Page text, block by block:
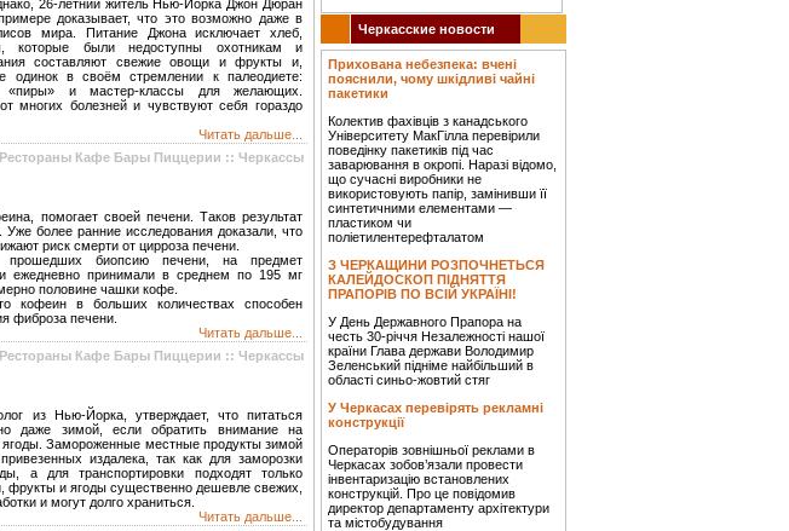
26-летний житель Нью-Йорка Джон Дюран
доказывает, что это возможно даже в
мира. Питание Джона исключает хлеб,
которые были недоступны охотникам и
составляют свежие овощи и фрукты и,
в своём стремлении к палеодиете:
«пиры» и мастер-классы для желающих.
многих болезней и чувствуют себя гораздо
Читать дальше...
Рестораны Кафе Бары Пиццерии :: Черкассы
помогает своей печени. Таков результат
Уже более ранние исследования доказали, что
риск смерти от цирроза печени.
прошедших биопсию печени, на предмет
ежедневно принимали в среднем по 195 мг
половине чашки кофе.
кофеин в больших количествах способен
фиброза печени.
Читать дальше...
Рестораны Кафе Бары Пиццерии :: Черкассы
из Нью-Йорка, утверждает, что питаться
даже зимой, если обратить внимание на
Замороженные местные продукты зимой
издалека, так как для заморозки
а для транспортировки подходят только
и ягоды существенно дешевле свежих,
и могут долго храниться.
Читать дальше...
Черкасские новости
Прихована небезпека: вчені
пояснили, чому шкідливі чайні
пакетики
Колектив фахівців з канадського
Університету МакГілла перевірили
поведінку пакетиків під час
заварювання в окропі. Наразі відомо,
що сучасні виробники не
використовують папір, замінивши її
синтетичними елементами —
пластиком чи
поліетилентерефталатом
З ЧЕРКАЩИНИ РОЗПОЧНЕТЬСЯ
КАЛЕЙДОСКОП ПІДНЯТТЯ
ПРАПОРІВ ПО ВСІЙ УКРАЇНІ!
У День Державного Прапора на
честь 30-річчя Незалежності нашої
країни Глава держави Володимир
Зеленський підніме найбільший в
області синьо-жовтий стяг
У Черкасах перевірять рекламні
конструкції
Операторів зовнішньої реклами в
Черкасах зобов’язали провести
інвентаризацію встановлених
конструкцій. Про це повідомив
директор департаменту архітектури
та містобудування